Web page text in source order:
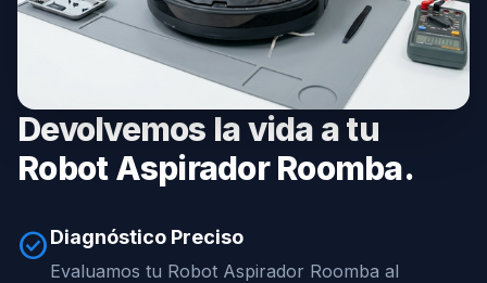
Devolvemos la vida a tu
Robot Aspirador Roomba.
check_circleDiagnóstico Preciso
Evaluamos tu Robot Aspirador Roomba al